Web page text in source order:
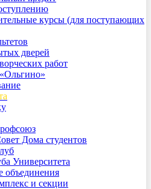
курсы (для поступающих
дверей
работ
Дома студентов
Университета
объединения
и секции